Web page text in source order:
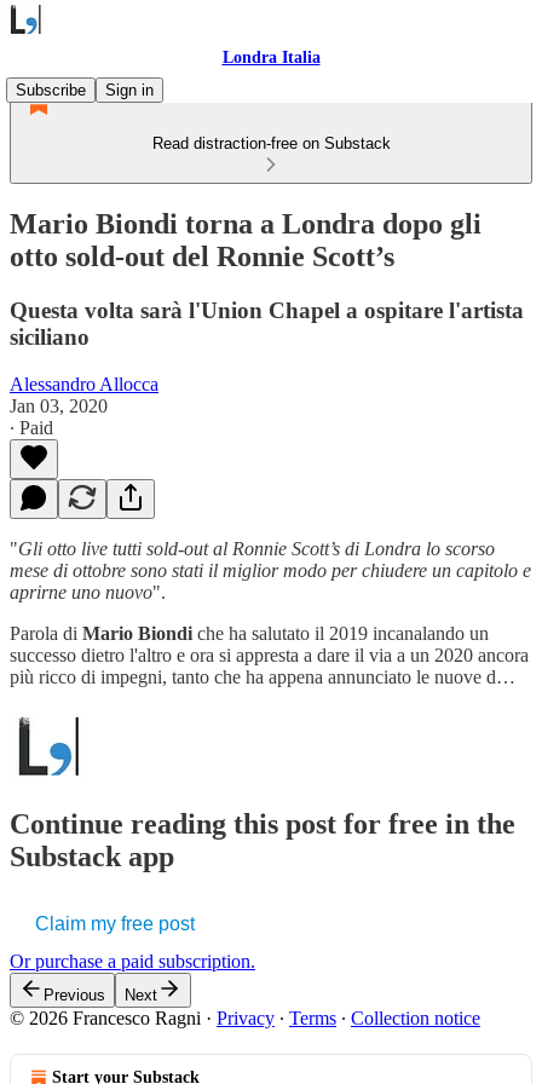
Londra Italia
Subscribe
Sign in
Read distraction-free on Substack
Mario Biondi torna a Londra dopo gli
otto sold-out del Ronnie Scott’s
Questa volta sarà l'Union Chapel a ospitare l'artista
siciliano
Alessandro Allocca
Jan 03, 2020
∙ Paid
"Gli otto live tutti sold-out al Ronnie Scott’s di Londra lo scorso
mese di ottobre sono stati il miglior modo per chiudere un capitolo e
aprirne uno nuovo".
Parola di Mario Biondi che ha salutato il 2019 incanalando un
successo dietro l'altro e ora si appresta a dare il via a un 2020 ancora
più ricco di impegni, tanto che ha appena annunciato le nuove d…
Continue reading this post for free in the
Substack app
Claim my free post
Or purchase a paid subscription.
Previous Next
© 2026 Francesco Ragni · Privacy ∙ Terms ∙ Collection notice
Start your Substack